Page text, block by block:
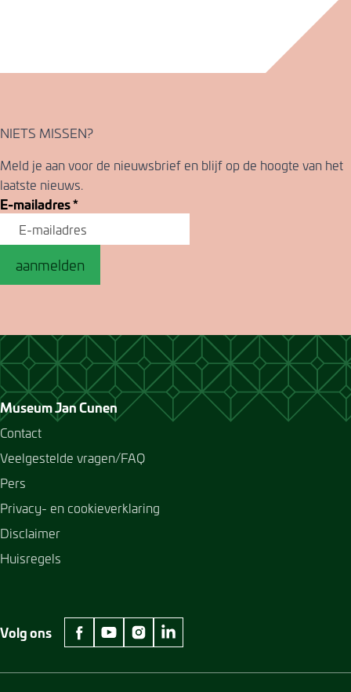
NIETS MISSEN?
Meld je aan voor de nieuwsbrief en blijf op de hoogte van het
laatste nieuws.
E-mailadres*
aanmelden
Museum Jan Cunen
Contact
Veelgestelde vragen/FAQ
Pers
Privacy- en cookieverklaring
Disclaimer
Huisregels
Volg ons
facebook Museum Jan Cunen
youtube Museum Jan Cunen
instagram Museum Jan Cunen
linkedin Museum Jan Cunen